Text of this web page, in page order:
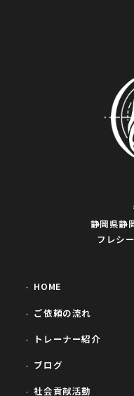
静岡県静
フレシ
HOME
ご依頼の流れ
トレーナー紹介
ブログ
社会貢献活動